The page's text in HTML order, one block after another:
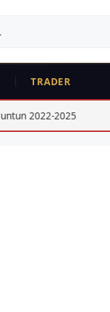
TRADER
USD IDR